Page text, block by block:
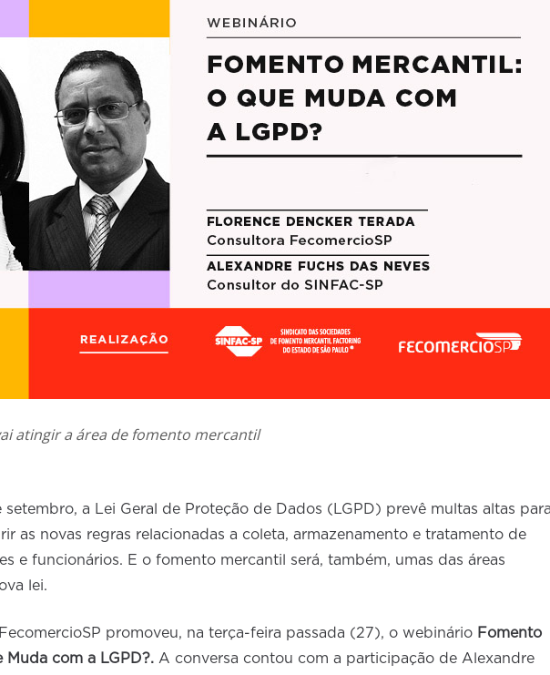
atingir a área de fomento mercantil
setembro, a Lei Geral de Proteção de Dados (LGPD) prevê multas altas
as novas regras relacionadas a coleta, armazenamento e tratamento de
e funcionários. E o fomento mercantil será, também, umas das áreas
lei.
promoveu, na terça-feira passada (27), o webinário Fomento
Muda com a LGPD?. A conversa contou com a participação de Alexandre